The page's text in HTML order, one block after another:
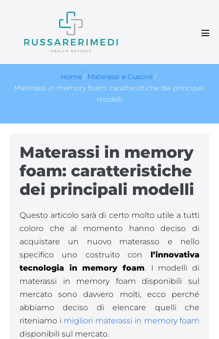
Home / Materassi e Cuscini /
Materassi in memory foam: caratteristiche dei principali
modelli
Materassi in memory
foam: caratteristiche
dei principali modelli
Questo articolo sarà di certo molto utile a tutti
coloro che al momento hanno deciso di
acquistare un nuovo materasso e nello
specifico uno costruito con l’innovativa
tecnologia in memory foam. I modelli di
materassi in memory foam disponibili sul
mercato sono davvero molti, ecco perché
abbiamo deciso di elencare quelli che
riteniamo i migliori materassi in memory foam
disponibili sul mercato.